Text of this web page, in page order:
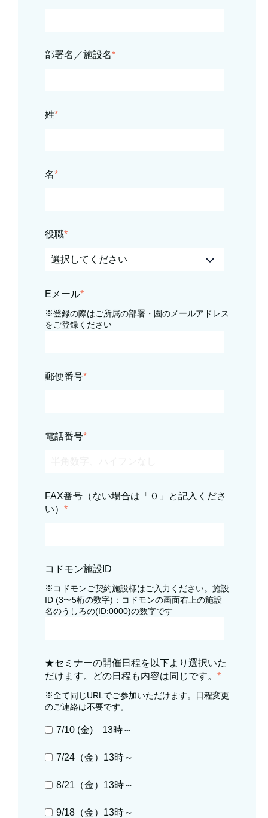
部署名／施設名*
姓*
名*
役職*
Eメール*
※登録の際はご所属の部署・園のメールアドレス
をご登録ください
郵便番号*
電話番号*
FAX番号（ない場合は「０」と記入くださ
い） *
コドモン施設ID
※コドモンご契約施設様はご入力ください。施設
ID (3〜5桁の数字)：コドモンの画面右上の施設
名のうしろの(ID:0000)の数字です
★セミナーの開催日程を以下より選択いた
だけます。どの日程も内容は同じです。 *
※全て同じURLでご参加いただけます。日程変更
のご連絡は不要です。
7/10 (金) 13時～
7/24（金）13時～
8/21（金）13時～
9/18（金）13時～